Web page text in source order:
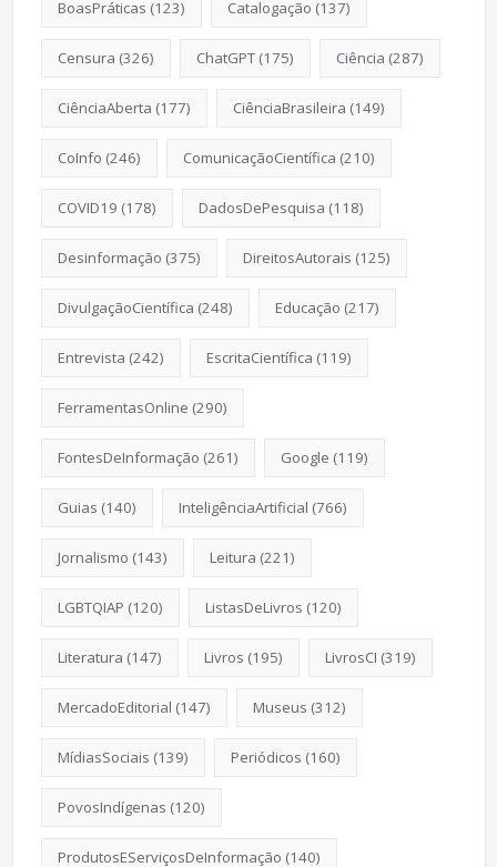
BoasPráticas (123) Catalogação (137)
Censura (326) ChatGPT(175) Ciência (287)
CiênciaAberta (177) CiênciaBrasileira (149)
CoInfo (246) ComunicaçãoCientífica (210)
COVID19 (178) DadosDePesquisa (118)
Desinformação (375) DireitosAutorais (125)
DivulgaçãoCientífica (248) Educação (217)
Entrevista (242) EscritaCientífica (119)
FerramentasOnline (290)
FontesDeInformação (261) Google (119)
Guias (140) InteligênciaArtificial (766)
Jornalismo (143) Leitura (221)
LGBTQIAP (120) ListasDeLivros (120)
Literatura (147) Livros (195) LivrosCI (319)
MercadoEditorial (147) Museus (312)
MídiasSociais (139) Periódicos (160)
PovosIndígenas (120)
ProdutosEServiçosDeInformação (140)